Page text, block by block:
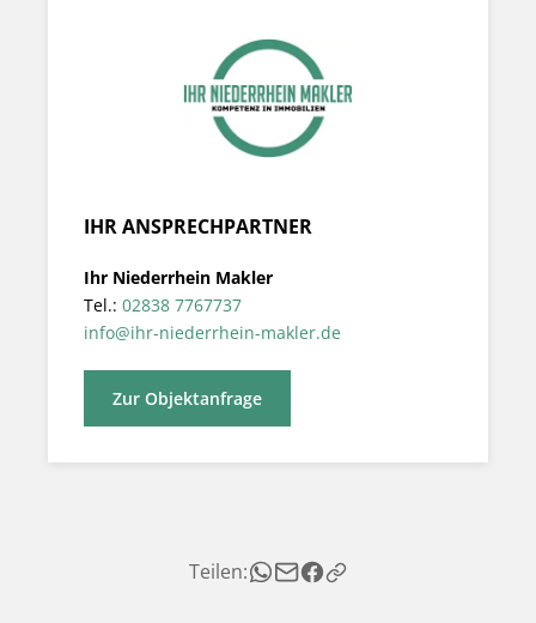
IHR ANSPRECHPARTNER
Ihr Niederrhein Makler
Tel.: 02838 7767737
info@ihr-niederrhein-makler.de
Zur Objektanfrage
Teilen: